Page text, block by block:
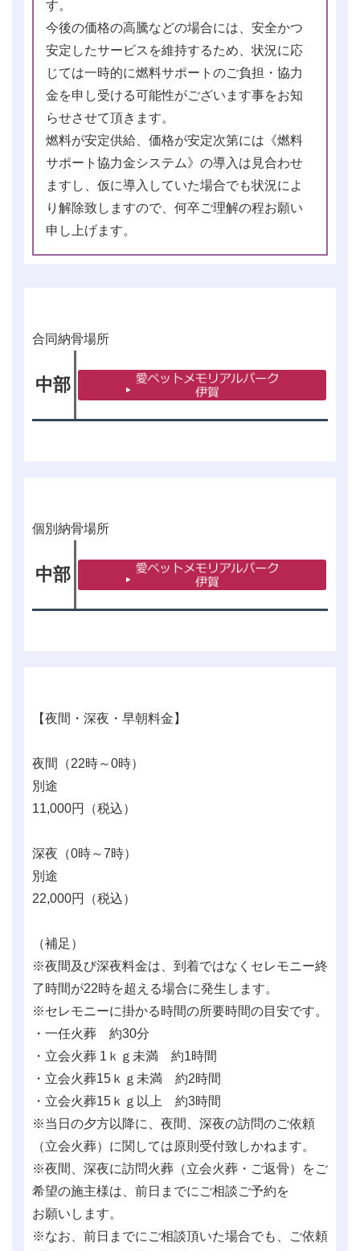
す。
今後の価格の高騰などの場合には、安全かつ
安定したサービスを維持するため、状況に応
じては一時的に燃料サポートのご負担・協力
金を申し受ける可能性がございます事をお知
らせさせて頂きます。
燃料が安定供給、価格が安定次第には《燃料
サポート協力金システム》の導入は見合わせ
ますし、仮に導入していた場合でも状況によ
り解除致しますので、何卒ご理解の程お願い
申し上げます。
合同納骨場所
中部
個別納骨場所
中部
【夜間・深夜・早朝料金】
夜間（22時～0時）
別途
11,000円（税込）
深夜（0時～7時）
別途
22,000円（税込）
（補足）
※夜間及び深夜料金は、到着ではなくセレモニー終
了時間が22時を超える場合に発生します。
※セレモニーに掛かる時間の所要時間の目安です。
・一任火葬 約30分
・立会火葬 1ｋｇ未満 約1時間
・立会火葬15ｋｇ未満 約2時間
・立会火葬15ｋｇ以上 約3時間
※当日の夕方以降に、夜間、深夜の訪問のご依頼
（立会火葬）に関しては原則受付致しかねます。
※夜間、深夜に訪問火葬（立会火葬・ご返骨）をご
希望の施主様は、前日までにご相談ご予約を
お願いします。
※なお、前日までにご相談頂いた場合でも、ご依頼